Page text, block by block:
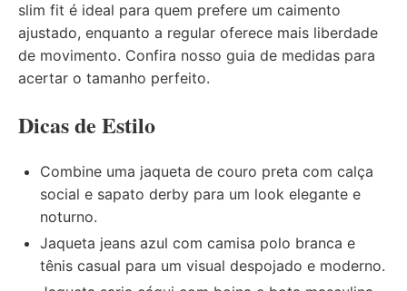
slim fit é ideal para quem prefere um caimento
ajustado, enquanto a regular oferece mais liberdade
de movimento. Confira nosso guia de medidas para
acertar o tamanho perfeito.
Dicas de Estilo
Combine uma jaqueta de couro preta com calça
social e sapato derby para um look elegante e
noturno.
Jaqueta jeans azul com camisa polo branca e
tênis casual para um visual despojado e moderno.